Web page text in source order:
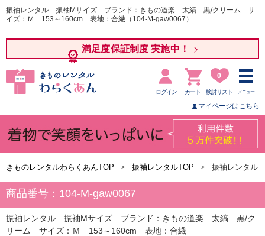
振袖レンタル 振袖Mサイズ ブランド：きもの道楽 太縞 黒/クリーム サ
イズ：Ｍ 153～160cm 表地：合繊（104-M-gaw0067）
満足度保証制度 実施中！
ログイン カート
0
検討リスト メニュー
マイページはこちら
きものレンタルわらくあんTOP 振袖レンタルTOP 振袖レンタル
商品番号：104-M-gaw0067
振袖レンタル 振袖Mサイズ ブランド：きもの道楽 太縞 黒/ク
リーム サイズ：Ｍ 153～160cm 表地：合繊